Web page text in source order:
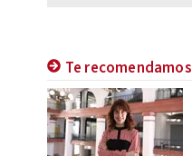
Te recomendamos